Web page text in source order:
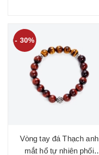
- 30%
Vòng tay đá Thạch anh
mắt hổ tự nhiên phối